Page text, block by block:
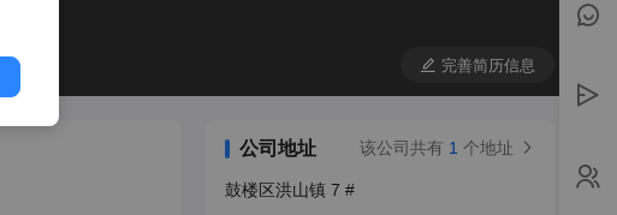
完善简历信息
公司地址 该公司共有 1 个地址
鼓楼区洪山镇 7 #